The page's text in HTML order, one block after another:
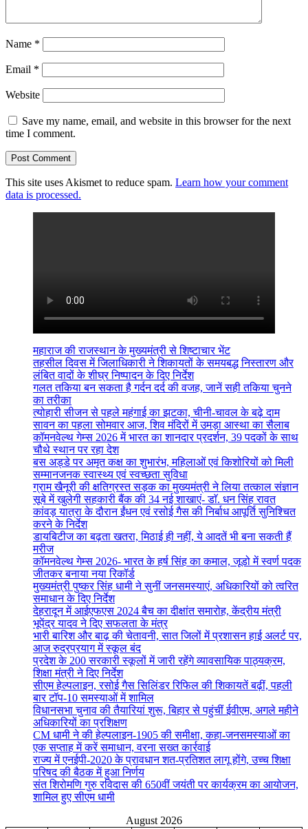
Name *
Email *
Website
Save my name, email, and website in this browser for the next
time I comment.
This site uses Akismet to reduce spam. Learn how your comment
data is processed.
महाराज की राजस्थान के मुख्यमंत्री से शिष्टाचार भेंट
तहसील दिवस में जिलाधिकारी ने शिकायतों के समयबद्ध निस्तारण और
लंबित वादों के शीघ्र निष्पादन के दिए निर्देश
गलत तकिया बन सकता है गर्दन दर्द की वजह, जानें सही तकिया चुनने
का तरीका
त्योहारी सीजन से पहले महंगाई का झटका, चीनी-चावल के बढ़े दाम
सावन का पहला सोमवार आज, शिव मंदिरों में उमड़ा आस्था का सैलाब
कॉमनवेल्थ गेम्स 2026 में भारत का शानदार प्रदर्शन, 39 पदकों के साथ
चौथे स्थान पर रहा देश
बस अड्डे पर अमृत कक्ष का शुभारंभ, महिलाओं एवं किशोरियों को मिली
सम्मानजनक स्वास्थ्य एवं स्वच्छता सुविधा
ग्राम खैनूरी की क्षतिग्रस्त सड़क का मुख्यमंत्री ने लिया तत्काल संज्ञान
सूबे में खुलेगी सहकारी बैंक की 34 नई शाखाएं- डाॅ. धन सिंह रावत
कांवड़ यात्रा के दौरान ईंधन एवं रसोई गैस की निर्बाध आपूर्ति सुनिश्चित
करने के निर्देश
डायबिटीज का बढ़ता खतरा, मिठाई ही नहीं, ये आदतें भी बना सकती हैं
मरीज
कॉमनवेल्थ गेम्स 2026- भारत के हर्ष सिंह का कमाल, जूडो में स्वर्ण पदक
जीतकर बनाया नया रिकॉर्ड
मुख्यमंत्री पुष्कर सिंह धामी ने सुनीं जनसमस्याएं, अधिकारियों को त्वरित
समाधान के दिए निर्देश
देहरादून में आईएफएस 2024 बैच का दीक्षांत समारोह, केंद्रीय मंत्री
भूपेंद्र यादव ने दिए सफलता के मंत्र
भारी बारिश और बाढ़ की चेतावनी, सात जिलों में प्रशासन हाई अलर्ट पर,
आज रुद्रप्रयाग में स्कूल बंद
प्रदेश के 200 सरकारी स्कूलों में जारी रहेंगे व्यावसायिक पाठ्यक्रम,
शिक्षा मंत्री ने दिए निर्देश
सीएम हेल्पलाइन, रसोई गैस सिलिंडर रिफिल की शिकायतें बढ़ीं, पहली
बार टॉप-10 समस्याओं में शामिल
विधानसभा चुनाव की तैयारियां शुरू, बिहार से पहुंचीं ईवीएम, अगले महीने
अधिकारियों का प्रशिक्षण
CM धामी ने की हेल्पलाइन-1905 की समीक्षा, कहा-जनसमस्याओं का
एक सप्ताह में करें समाधान, वरना सख्त कार्रवाई
राज्य में एनईपी-2020 के प्रावधान शत-प्रतिशत लागू होंगे, उच्च शिक्षा
परिषद की बैठक में हुआ निर्णय
संत शिरोमणि गुरु रविदास की 650वीं जयंती पर कार्यक्रम का आयोजन,
शामिल हुए सीएम धामी
August 2026